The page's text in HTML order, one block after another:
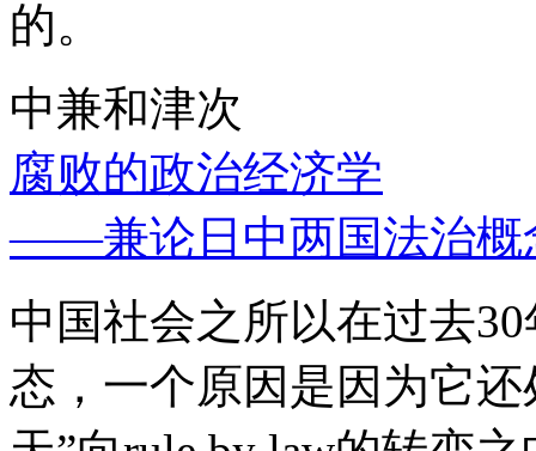
的。
中兼和津次
腐败的政治经济学
——兼论日中两国法治概
中国社会之所以在过去
态，一个原因是因为它